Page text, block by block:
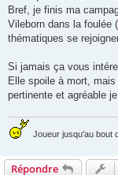
Bref, je finis ma
Vileborn dans la foulée
thématiques se
Si jamais ça vous
Elle spoile à mort,
pertinente et agréable
Joueur jusqu'au bout
Répondre